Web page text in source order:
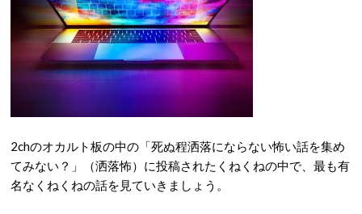
2chのオカルト板の中の「死ぬ程洒落にならない怖い話を集め
てみない？」（洒落怖）に投稿されたくねくねの中で、最も有
名なくねくねの話を見ていきましょう。